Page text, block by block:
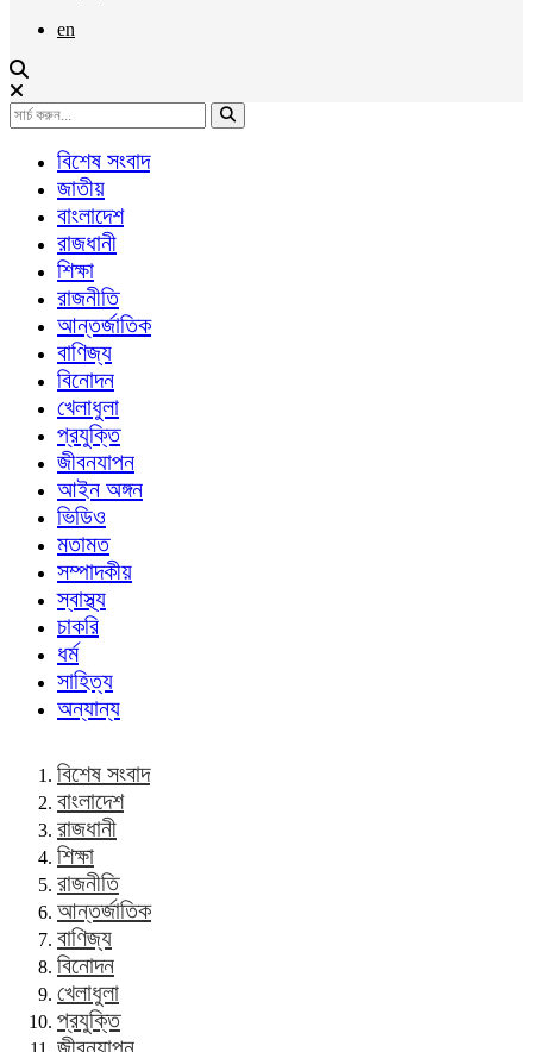
en
বিশেষ সংবাদ
জাতীয়
বাংলাদেশ
রাজধানী
শিক্ষা
রাজনীতি
আন্তর্জাতিক
বাণিজ্য
বিনোদন
খেলাধুলা
প্রযুক্তি
জীবনযাপন
আইন অঙ্গন
ভিডিও
মতামত
সম্পাদকীয়
স্বাস্থ্য
চাকরি
ধর্ম
সাহিত্য
অন্যান্য
বিশেষ সংবাদ
বাংলাদেশ
রাজধানী
শিক্ষা
রাজনীতি
আন্তর্জাতিক
বাণিজ্য
বিনোদন
খেলাধুলা
প্রযুক্তি